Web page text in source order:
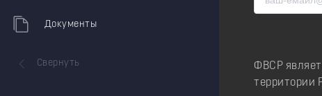
Документы
Свернуть
ФВСР
территории